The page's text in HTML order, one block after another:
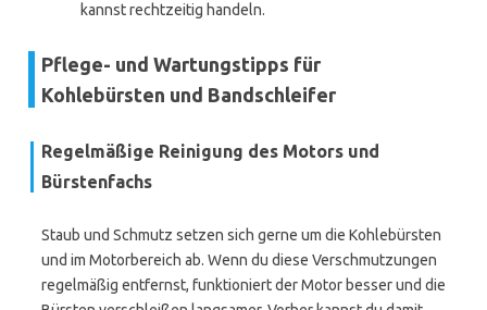
kannst rechtzeitig handeln.
Pflege- und Wartungstipps für
Kohlebürsten und Bandschleifer
Regelmäßige Reinigung des Motors und
Bürstenfachs
Staub und Schmutz setzen sich gerne um die Kohlebürsten
und im Motorbereich ab. Wenn du diese Verschmutzungen
regelmäßig entfernst, funktioniert der Motor besser und die